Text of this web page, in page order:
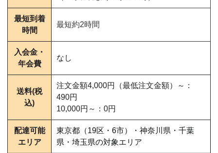
最短到着
時間
最短約2時間
入会金・
年会費
なし
送料(税
込)
注文金額4,000円（最低注文金額）～：
490円
10,000円～：0円
配達可能
エリア
東京都（19区・6市）・神奈川県・千葉
県・埼玉県の対象エリア